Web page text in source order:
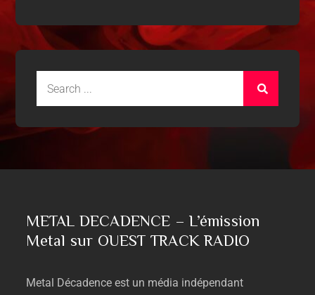
METAL DECADENCE – L’émission
Metal sur OUEST TRACK RADIO
Metal Décadenceest un média indépendant